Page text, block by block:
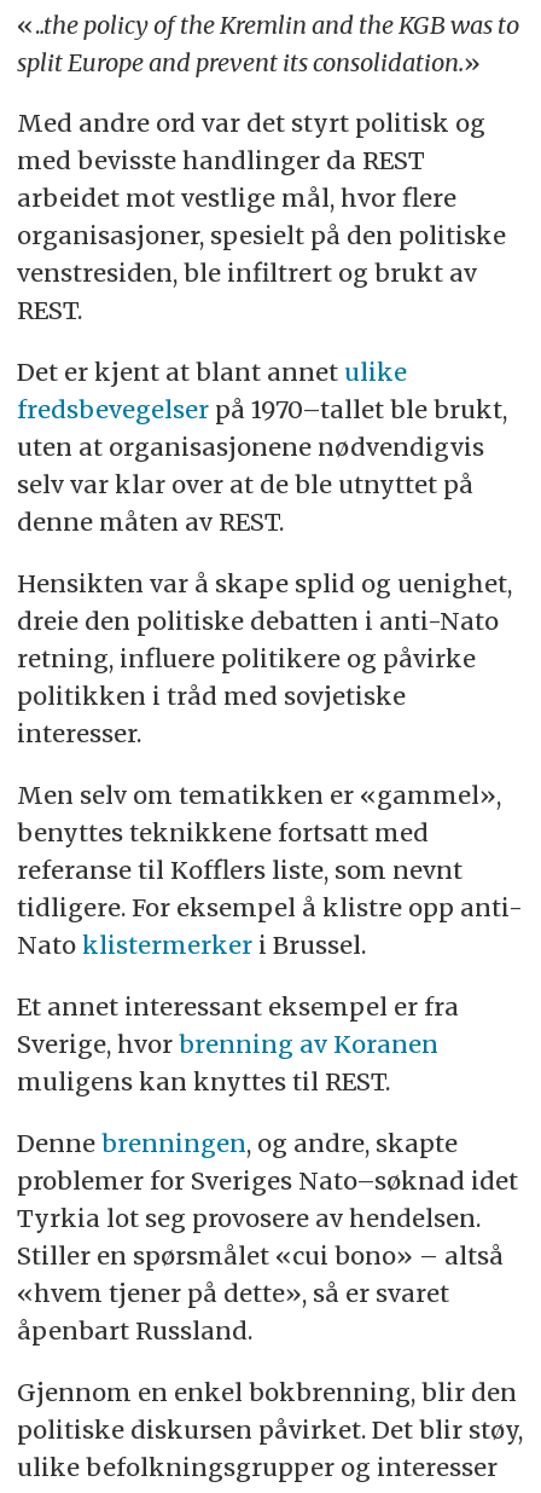
«..the policy of the Kremlin and the KGB was to
split Europe and prevent its consolidation.»
Med andre ord var det styrt politisk og
med bevisste handlinger da REST
arbeidet mot vestlige mål, hvor flere
organisasjoner, spesielt på den politiske
venstresiden, ble infiltrert og brukt av
REST.
Det er kjent at blant annet ulike
fredsbevegelserpå 1970–tallet ble brukt,
uten at organisasjonene nødvendigvis
selv var klar over at de ble utnyttet på
denne måten av REST.
Hensikten var å skape splid og uenighet,
dreie den politiske debatten i anti-Nato
retning, influere politikere og påvirke
politikken i tråd med sovjetiske
interesser.
Men selv om tematikken er «gammel»,
benyttes teknikkene fortsatt med
referanse til Kofflers liste, som nevnt
tidligere. For eksempel å klistre opp anti-
Nato klistermerkeri Brussel.
Et annet interessant eksempel er fra
Sverige, hvor brenning av Koranen
muligens kan knyttes til REST.
Denne brenningen, og andre, skapte
problemer for Sveriges Nato–søknad idet
Tyrkia lot seg provosere av hendelsen.
Stiller en spørsmålet «cui bono» – altså
«hvem tjener på dette», så er svaret
åpenbart Russland.
Gjennom en enkel bokbrenning, blir den
politiske diskursen påvirket. Det blir støy,
ulike befolkningsgrupper og interesser